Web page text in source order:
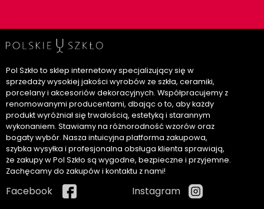
Pol Szkło to sklep internetowy specjalizujący się w
sprzedaży wysokiej jakości wyrobów ze szkła, ceramiki,
porcelany i akcesoriów dekoracyjnych. Współpracujemy z
renomowanymi producentami, dbając o to, aby każdy
produkt wyróżniał się trwałością, estetyką i starannym
wykonaniem. Stawiamy na różnorodność wzorów oraz
bogaty wybór. Nasza intuicyjna platforma zakupowa,
szybka wysyłka i profesjonalna obsługa klienta sprawiają,
że zakupy w Pol Szkło są wygodne, bezpieczne i przyjemne.
Zachęcamy do zakupów i kontaktu z nami!
Facebook Instagram